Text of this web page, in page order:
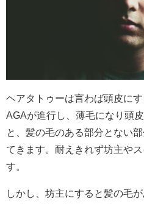
ヘアタトゥーは言わば頭皮に
AGAが進行し、薄毛になり頭
と、髪の毛のある部分とない
てきます。耐えきれず坊主や
す。
しかし、坊主にすると髪の毛